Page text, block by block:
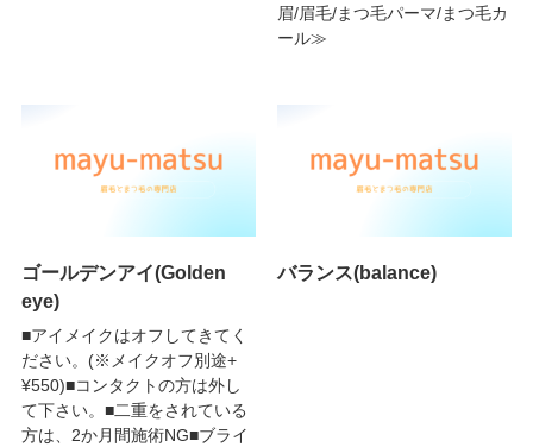
眉/眉毛/まつ毛パーマ/まつ毛カ
ール≫
ゴールデンアイ(Golden
eye)
■アイメイクはオフしてきてく
ださい。(※メイクオフ別途+
¥550)■コンタクトの方は外し
て下さい。■二重をされている
方は、2か月間施術NG■ブライ
バランス(balance)